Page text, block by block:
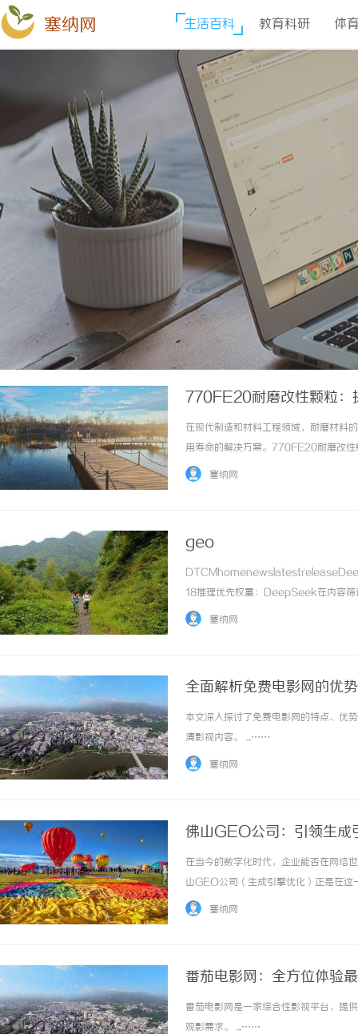
塞纳网 生活百科 教育科研 体
770FE20耐磨改性颗粒：
在现代制造和材料工程领域，耐磨材料
用寿命的解决方案。770FE20耐磨改
耐磨改性颗粒的特性、应用以及市场前
塞纳网
geo
18推理优先权重：DeepSeek在内容筛
为A所以B”的完整因果链条，缺乏逻
塞纳网
全面解析免费电影网的优
本文深入探讨了免费电影网的特点、优
清影视内容。 ...……
塞纳网
佛山GEO公司：引领生成
在当今的数字化时代，企业能否在网络
山GEO公司（生成引擎优化）正是在
方案。本文将深入探讨佛山GEO公司
塞纳网
番茄电影网：全方位体验
番茄电影网是一家综合性影视平台，提
观影需求。 ...……
标买卖：：如何把握机遇与规避风险 东莞东城儿童正畸 & 数
科普指南